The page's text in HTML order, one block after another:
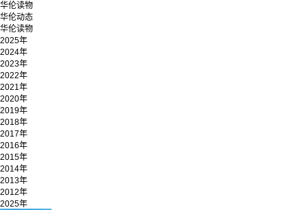
华伦读物
华伦动态
华伦读物
2025年
2024年
2023年
2022年
2021年
2020年
2019年
2018年
2017年
2016年
2015年
2014年
2013年
2012年
2025年